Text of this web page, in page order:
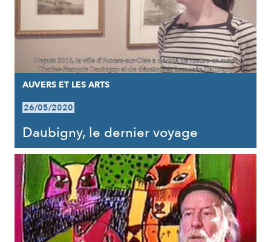
AUVERS ET LES ARTS
26/05/2020
Daubigny, le dernier voyage